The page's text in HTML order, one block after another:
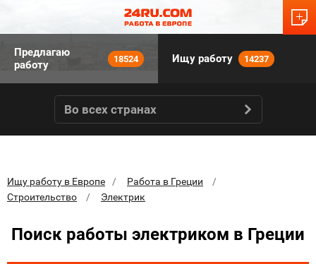
Предлагаю
работу
18524 Ищу работу 14237
Во всех странах
Ищу работу в Европе
Работа в Греции
Строительство
Электрик
Поиск работы электриком в Греции